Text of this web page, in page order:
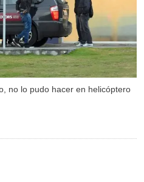
no lo pudo hacer en helicóptero